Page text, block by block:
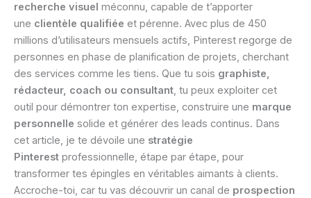
recherche visuel méconnu, capable de t’apporter
une clientèle qualifiée et pérenne. Avec plus de 450
millions d’utilisateurs mensuels actifs, Pinterest regorge de
personnes en phase de planification de projets, cherchant
des services comme les tiens. Que tu sois graphiste,
rédacteur, coach ou consultant, tu peux exploiter cet
outil pour démontrer ton expertise, construire une marque
personnelle solide et générer des leads continus. Dans
cet article, je te dévoile une stratégie
Pinterest professionnelle, étape par étape, pour
transformer tes épingles en véritables aimants à clients.
Accroche-toi, car tu vas découvrir un canal de prospection